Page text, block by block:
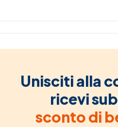
Unisciti alla
ricevi
sconto di